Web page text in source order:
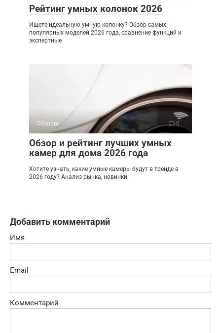
Рейтинг умных колонок 2026
Ищете идеальную умную колонку? Обзор самых
популярных моделей 2026 года, сравнение функций и
экспертные
Обзоры 0
Обзор и рейтинг лучших умных
камер для дома 2026 года
Хотите узнать, какие умные камеры будут в тренде в
2026 году? Анализ рынка, новинки
Добавить комментарий
Имя
Email
Комментарий